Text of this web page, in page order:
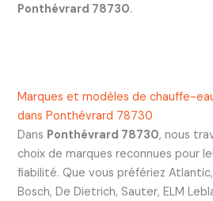
Ponthévrard 78730.
Marques et modèles de chauffe-
dans Ponthévrard 78730
Dans Ponthévrard 78730, nous
choix de marques reconnues pour
fiabilité. Que vous préfériez
Bosch, De Dietrich, Sauter, ELM